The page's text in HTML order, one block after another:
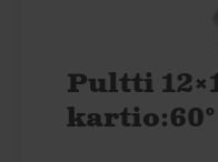
Pultti